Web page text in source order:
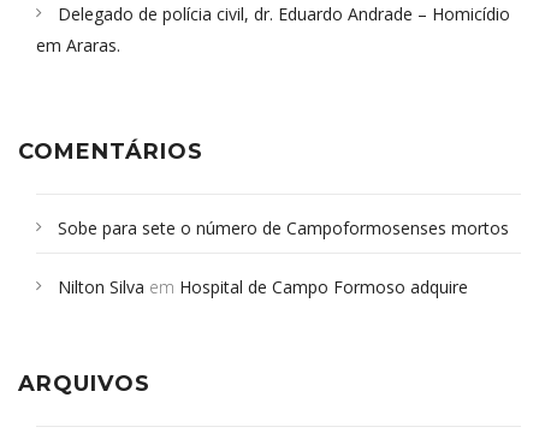
Delegado de polícia civil, dr. Eduardo Andrade – Homicídio
em Araras.
COMENTÁRIOS
Sobe para sete o número de Campoformosenses mortos
Campoformosenses que morreram em desabamentos são
Nilton Silva em Hospital de Campo Formoso adquire
ARQUIVOS